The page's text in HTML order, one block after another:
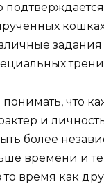
что
и
более
времени и
время как